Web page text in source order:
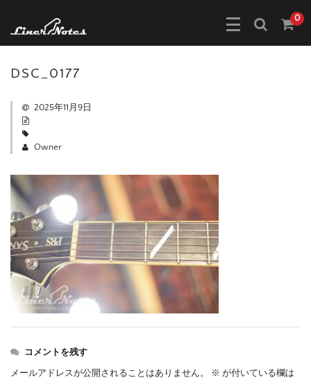
0
DSC_0177
2025年11月9日
Owner
コメントを残す
メールアドレスが公開されることはありません。 ※ が付いている欄は